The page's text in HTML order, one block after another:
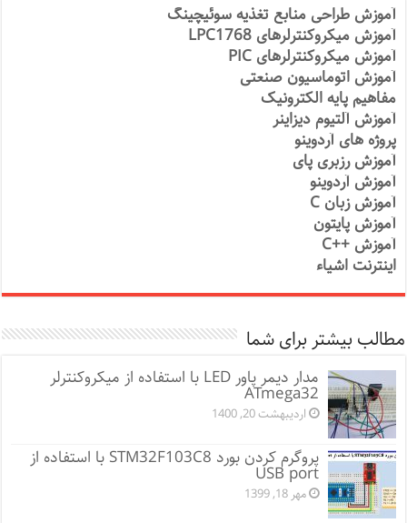
آموزش طراحی منابع تغذیه سوئیچینگ
آموزش میکروکنترلرهای LPC1768
آموزش میکروکنترلرهای PIC
آموزش اتوماسیون صنعتی
مفاهیم پایه الکترونیک
آموزش آلتیوم دیزاینر
پروژه های آردوینو
آموزش رزبری پای
آموزش آردوینو
آموزش زبان C
آموزش پایتون
آموزش ++C
اینترنت اشیاء
مطالب بیشتر برای شما
مدار دیمر پاور LED با استفاده از میکروکنترلر
ATmega32
اردیبهشت 20, 1400
پروگرم کردن بورد STM32F103C8 با استفاده از
USB port
مهر 18, 1399